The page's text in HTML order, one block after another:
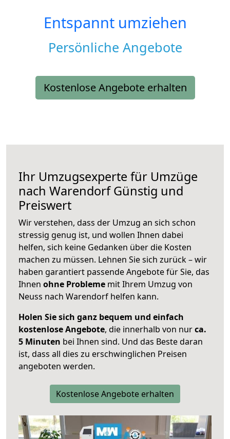
Entspannt umziehen
Persönliche Angebote
Kostenlose Angebote erhalten
Ihr Umzugsexperte für Umzüge
nach WarendorfGünstig und
Preiswert
Wir verstehen, dass der Umzug an sich schon
stressig genug ist, und wollen Ihnen dabei
helfen, sich keine Gedanken über die Kosten
machen zu müssen. Lehnen Sie sich zurück – wir
haben garantiert passende Angebote für Sie, das
Ihnen ohne Probleme mit Ihrem Umzug von
Neuss nach Warendorf helfen kann.
Holen Sie sich ganz bequem und einfach
kostenlose Angebote, die innerhalb von nurca.
5 Minuten bei Ihnen sind. Und das Beste daran
ist, dass all dies zu erschwinglichen Preisen
angeboten werden.
Kostenlose Angebote erhalten